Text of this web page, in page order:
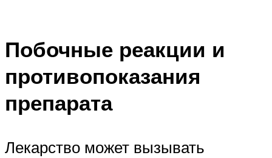
Побочные реакции и
противопоказания
препарата
Лекарство может вызывать